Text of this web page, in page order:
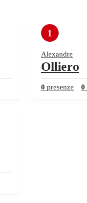
1
Alexandre
Olliero
0 presenze 0